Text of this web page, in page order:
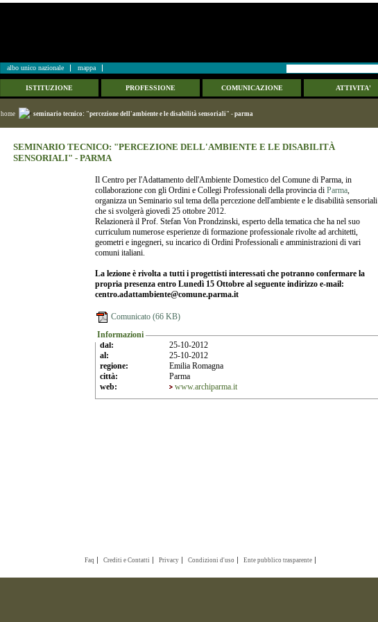
albo unico nazionale mappa
ISTITUZIONE PROFESSIONE COMUNICAZIONE ATTIVITA'
home seminario tecnico: "percezione dell'ambiente e le disabilità sensoriali" - parma
SEMINARIO TECNICO: "PERCEZIONE DELL'AMBIENTE E LE DISABILITÀ
SENSORIALI" - PARMA
Il Centro per l'Adattamento dell'Ambiente Domestico del Comune di Parma, in
collaborazione con gli Ordini e Collegi Professionali della provincia diParma,
organizza un Seminario sul tema della percezione dell'ambiente e le disabilità sensoriali
che si svolgerà giovedì 25 ottobre 2012.
Relazionerà il Prof. Stefan Von Prondzinski, esperto della tematica che ha nel suo
curriculum numerose esperienze di formazione professionale rivolte ad architetti,
geometri e ingegneri, su incarico di Ordini Professionali e amministrazioni di vari
comuni italiani.
La lezione è rivolta a tutti i progettisti interessati che potranno confermare la
propria presenza entro Lunedì 15 Ottobre al seguente indirizzo e-mail:
centro.adattambiente@comune.parma.it
Comunicato (66 KB)
Informazioni
dal:
25-10-2012
al:
25-10-2012
regione:
Emilia Romagna
città:
Parma
web:
www.archiparma.it
Faq Crediti e Contatti Privacy Condizioni d'uso Ente pubblico trasparente